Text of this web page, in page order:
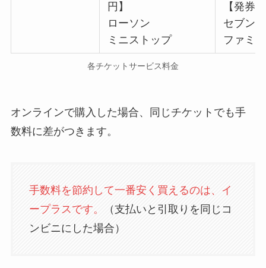
円】
ローソン
ミニストップ
【発券
セブン
ファミ
各チケットサービス料金
オンラインで購入した場合、同じチケットでも手
数料に差がつきます。
手数料を節約して一番安く買えるのは、イ
ープラスです。
（支払いと引取りを同じコ
ンビニにした場合）